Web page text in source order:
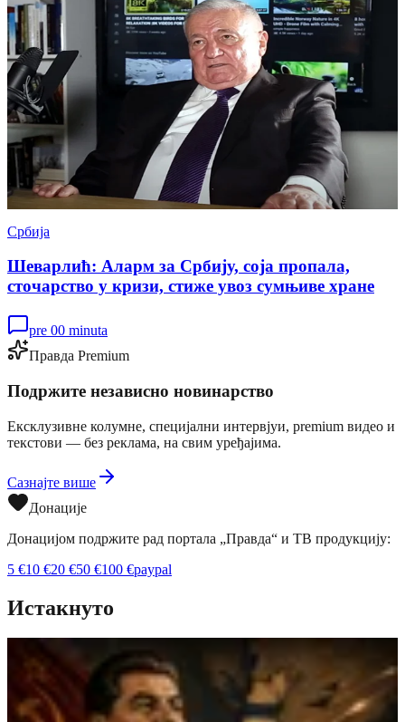
Србија
Шеварлић: Аларм за Србију, соја пропала,
сточарство у кризи, стиже увоз сумњиве хране
pre 00 minuta
Правда Premium
Подржите независно новинарство
Ексклузивне колумне, специјални интервјуи, premium видео и
текстови — без реклама, на свим уређајима.
Сазнајте више
Донације
Донацијом подржите рад портала „Правда“ и ТВ продукцију:
5 €10 €20 €50 €100 €paypal
Истакнуто